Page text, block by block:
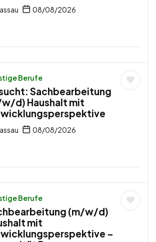
08/08/2026
Berufe
Sachbearbeitung
d) Haushalt mit
08/08/2026
Berufe
(m/w/d)
mit
–